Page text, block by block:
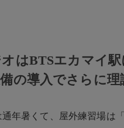
はBTSエカマイ駅
の導入でさらに
年暑くて、屋外練習場は